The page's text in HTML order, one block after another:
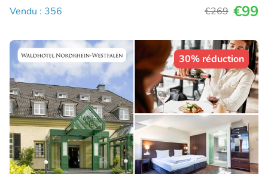
Vendu : 356
€269 €99
30% réduction